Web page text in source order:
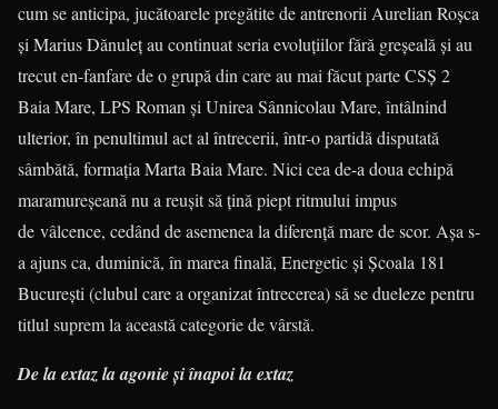
cum se anticipa, jucătoarele pregătite de antrenorii Aurelian Roşca
şi Marius Dănuleţ au continuat seria evoluţiilor fără greşeală şi au
trecut en-fanfare de o grupă din care au mai făcut parte CSŞ 2
Baia Mare, LPS Roman şi Unirea Sânnicolau Mare, întâlnind
ulterior, în penultimul act al întrecerii, într-o partidă disputată
sâmbătă, formaţia Marta Baia Mare. Nici cea de-a doua echipă
maramureşeană nu a reuşit să ţină piept ritmului impus
de vâlcence, cedând de asemenea la diferenţă mare de scor. Aşa s-
a ajuns ca, duminică, în marea finală, Energetic şi Şcoala 181
Bucureşti (clubul care a organizat întrecerea) să se dueleze pentru
titlul suprem la această categorie de vârstă.
De la extaz la agonie şi înapoi la extaz